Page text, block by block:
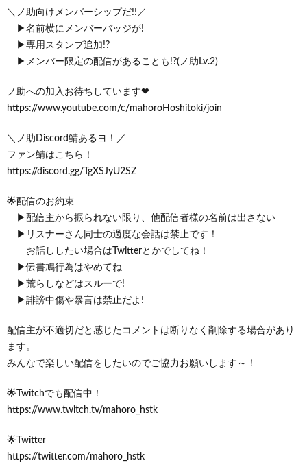
＼ノ助向けメンバーシップだ!!／
▶名前横にメンバーバッジが!
▶専用スタンプ追加!?
▶メンバー限定の配信があることも!?(ノ助Lv.2)
ノ助への加入お待ちしています❤
https://www.youtube.com/c/mahoroHoshitoki/join
＼ノ助Discord鯖あるヨ！／
ファン鯖はこちら！
https://discord.gg/TgXSJyU2SZ
🌟配信のお約束
▶配信主から振られない限り、他配信者様の名前は出さない
▶リスナーさん同士の過度な会話は禁止です！
お話ししたい場合はTwitterとかでしてね！
▶伝書鳩行為はやめてね
▶荒らしなどはスルーで!
▶誹謗中傷や暴言は禁止だよ!
配信主が不適切だと感じたコメントは断りなく削除する場合があり
ます。
みんなで楽しい配信をしたいのでご協力お願いします～！
🌟Twitchでも配信中！
https://www.twitch.tv/mahoro_hstk
🌟Twitter
https://twitter.com/mahoro_hstk